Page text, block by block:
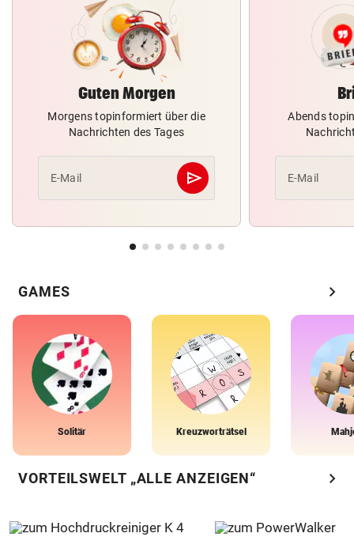
Guten Morgen
Morgens topinformiert über die
Nachrichten des Tages
E-Mail send
Abschicken
Abends
E-Mail
GAMES chevron_right
Solitär Kreuzworträtsel
VORTEILSWELT „ALLE ANZEIGEN“ chevron_right